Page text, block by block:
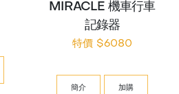
MIRACLE 機車行車
記錄器
特價 $6080
簡介 加購